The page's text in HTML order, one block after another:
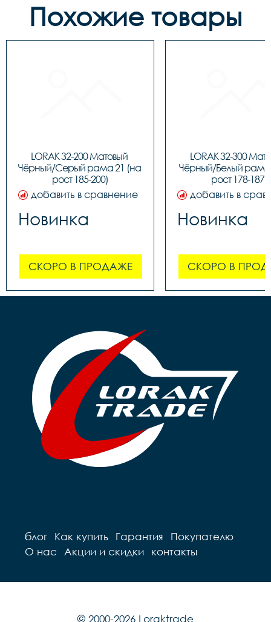
Похожие товары
LORAK 32-200 Матовый
Чёрный/Серый рама 21 (на
рост 185-200)
добавить в сравнение
Новинка
СКОРО В ПРОДАЖЕ
LORAK 32-300
Чёрный/Белый рама
рост 178-187)
добавить в
Новинка
СКОРО В
блог Как купить Гарантия
Покупателю
О нас
Акции и скидки контакты
© 2000-2026 Loraktrade